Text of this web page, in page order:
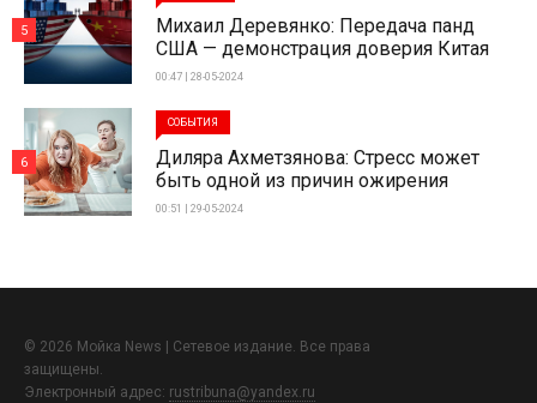
Михаил Деревянко: Передача панд
США — демонстрация доверия Китая
00:47 | 28-05-2024
5
СОБЫТИЯ
Диляра Ахметзянова: Стресс может
быть одной из причин ожирения
00:51 | 29-05-2024
6
© 2026 Мойка News | Сетевое издание. Все права
защищены.
Электронный адрес: rustribuna@yandex.ru